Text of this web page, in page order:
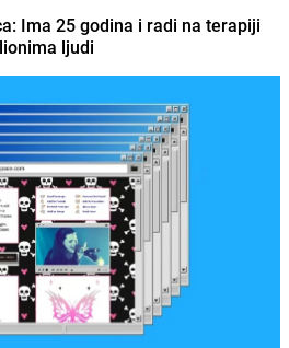
Ima 25 godina i radi na terapiji
ljudi